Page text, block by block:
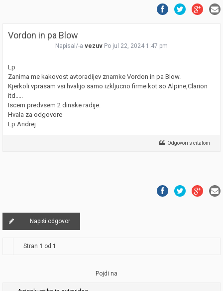
Vordon in pa Blow
Napisal/-a vezuv Po jul 22, 2024 1:47 pm
Lp
Zanima me kakovost avtoradijev znamke Vordon in pa Blow.
Kjerkoli vprasam vsi hvalijo samo izkljucno firme kot so Alpine,Clarion
itd.....
Iscem predvsem 2 dinske radije.
Hvala za odgovore
Lp Andrej
Odgovori s citatom
Napiši odgovor
Stran 1 od 1
Pojdi na